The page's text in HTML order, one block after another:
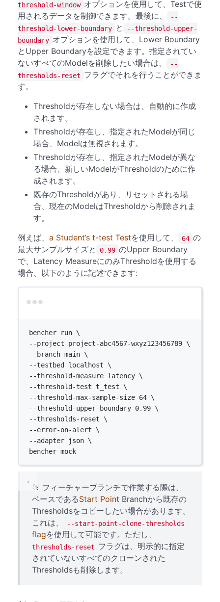
threshold-window オプションを使用して、Testで使
用されるデータを制御できます。最後に、
--
threshold-lower-boundary と
--threshold-upper-
boundary オプションを使用して、Lower Boundary
とUpper Boundaryを設定できます。指定されてい
ないすべてのModelを削除したい場合は、
--
thresholds-reset フラグでそれを行うことができま
す。
Thresholdが存在しない場合は、自動的に作成
されます。
Thresholdが存在し、指定されたModelが同じ
場合、Modelは無視されます。
Thresholdが存在し、指定されたModelが異な
る場合、新しいModelがThresholdのために作
成されます。
既存のThresholdがあり、リセットされる場
合、現在のModelはThresholdから削除されま
す。
例えば、 a Student’s t-test Testを使用して、 64 の
最大サンプルサイズと
0.99 のUpper Boundary
で、Latency MeasureにのみThresholdを使用する
場合、以下のように記述できます:
bencher run \
--project project-abc4567-wxyz123456789 \
--branch main \
--testbed localhost
\
--threshold-measure latency \
--threshold-test t_test
\
--threshold-max-sample-size 64 \
--threshold-upper-boundary 0.99 \
--thresholds-reset \
--error-on-alert \
--adapter
json \
bencher mock
🐰 フィーチャーブランチで作業する際は、
ベースであるStart Point Branchから既存の
Thresholdsをコピーしたい場合があります。
これは、
--start-point-clone-thresholds
flagを使用して可能です。ただし、
--
thresholds-reset フラグは、明示的に指定
されていないすべてのクローンされた
Thresholdsも削除します。